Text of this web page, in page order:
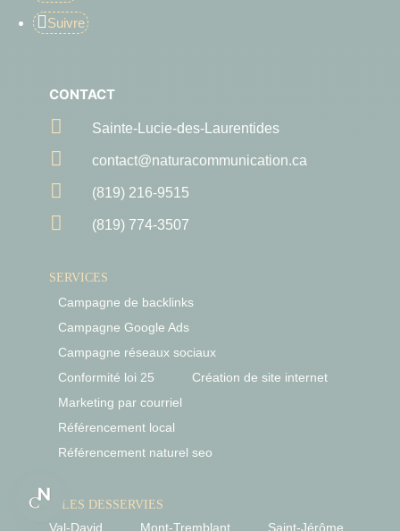
Suivre
CONTACT
 Sainte-Lucie-des-Laurentides
 contact@naturacommunication.ca
 (819) 216-9515
 (819) 774-3507
SERVICES
Campagne de backlinks
Campagne Google Ads
Campagne réseaux sociaux
Conformité loi 25
Création de site internet
Marketing par courriel
Référencement local
Référencement naturel seo
VILLES DESSERVIES
Val-David Mont-Tremblant Saint-Jérôme